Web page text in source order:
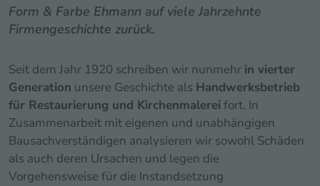
Form & Farbe Ehmann auf viele Jahrzehnte
Firmengeschichte zurück.
Seit dem Jahr 1920 schreiben wir nunmehr in vierter
Generation unsere Geschichte als Handwerksbetrieb
für Restaurierung und Kirchenmalerei fort. In
Zusammenarbeit mit eigenen und unabhängigen
Bausachverständigen analysieren wir sowohl Schäden
als auch deren Ursachen und legen die
Vorgehensweise für die Instandsetzung